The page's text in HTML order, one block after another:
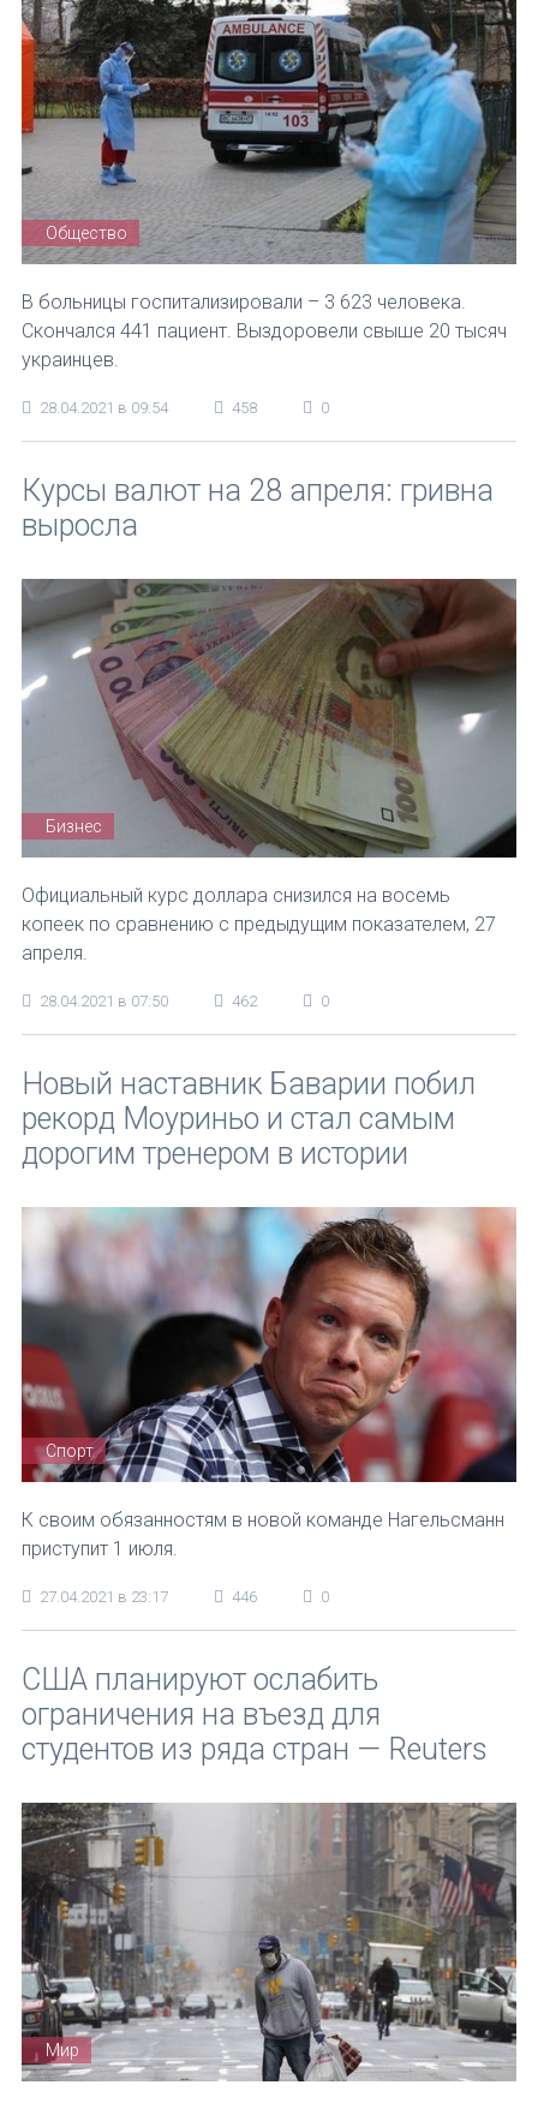
Общество
В больницы госпитализировали – 3 623 человека.
Скончался 441 пациент. Выздоровели свыше 20 тысяч
украинцев.
28.04.2021 в 09:54 458 0
Курсы валют на 28 апреля: гривна
выросла
Бизнес
Официальный курс доллара снизился на восемь
копеек по сравнению с предыдущим показателем, 27
апреля.
28.04.2021 в 07:50 462 0
Новый наставник Баварии побил
рекорд Моуриньо и стал самым
дорогим тренером в истории
Спорт
К своим обязанностям в новой команде Нагельсманн
приступит 1 июля.
27.04.2021 в 23:17 446 0
США планируют ослабить
ограничения на въезд для
студентов из ряда стран — Reuters
Мир